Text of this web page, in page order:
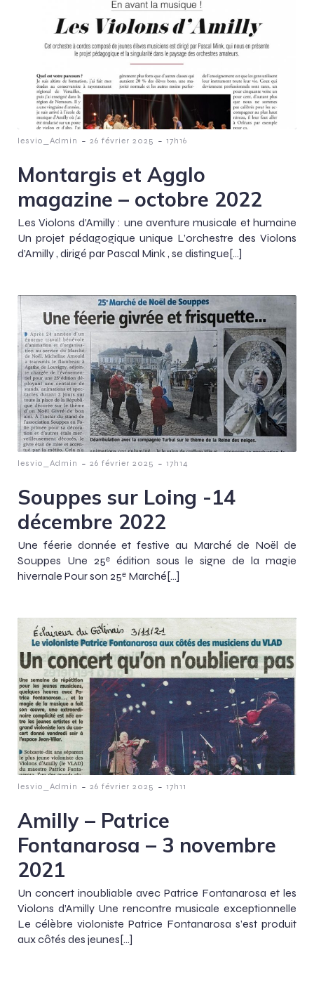
lesvio_Admin - 26 février 2025 - 17h16
Montargis et Agglo
magazine – octobre 2022
Les Violons d’Amilly : une aventure musicale et humaine
Un projet pédagogique unique L’orchestre des Violons
d’Amilly , dirigé par Pascal Mink , se distingue[…]
lesvio_Admin - 26 février 2025 - 17h14
Souppes sur Loing -14
décembre 2022
Une féerie donnée et festive au Marché de Noël de
Souppes Une 25ᵉ édition sous le signe de la magie
hivernale Pour son 25ᵉ Marché[…]
lesvio_Admin - 26 février 2025 - 17h11
Amilly – Patrice
Fontanarosa – 3 novembre
2021
Un concert inoubliable avec Patrice Fontanarosa et les
Violons d’Amilly Une rencontre musicale exceptionnelle
Le célèbre violoniste Patrice Fontanarosa s’est produit
aux côtés des jeunes[…]